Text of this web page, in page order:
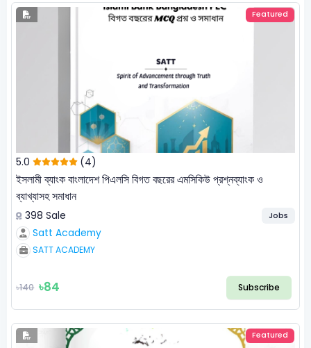
Featured
5.0 (4)
ইসলামী ব্যাংক বাংলাদেশ পিএলসি বিগত বছরের এমসিকিউ প্রশ্নব্যাংক ও
ব্যাখ্যাসহ সমাধান
398 Sale Jobs
Satt Academy
SATT ACADEMY
৳140 ৳84 Subscribe
Featured